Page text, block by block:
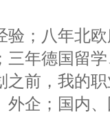
验；八年北
三年德国留
之前，我的
外企；国内